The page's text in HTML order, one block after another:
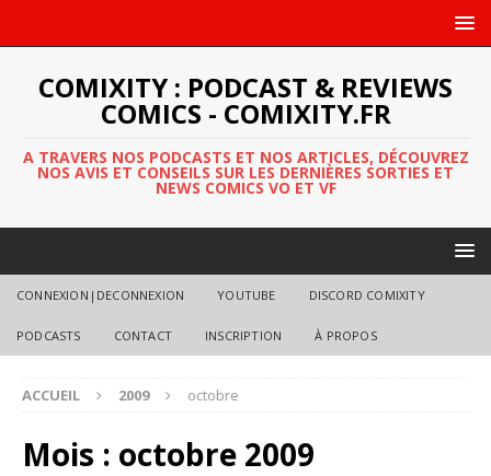
COMIXITY : PODCAST & REVIEWS
COMICS - COMIXITY.FR
A TRAVERS NOS PODCASTS ET NOS ARTICLES, DÉCOUVREZ
NOS AVIS ET CONSEILS SUR LES DERNIÈRES SORTIES ET
NEWS COMICS VO ET VF
CONNEXION|DECONNEXION YOUTUBE DISCORD COMIXITY
PODCASTS CONTACT INSCRIPTION À PROPOS
ACCUEIL 2009 octobre
Mois : octobre 2009